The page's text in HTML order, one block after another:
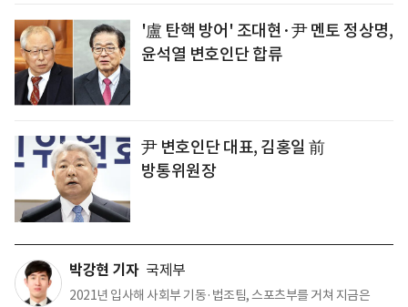
'盧 탄핵 방어' 조대현·尹 멘토 정상명,
윤석열 변호인단 합류
尹 변호인단 대표, 김홍일 前
방통위원장
박강현 기자 국제부
2021년 입사해 사회부 기동·법조팀, 스포츠부를 거쳐 지금은